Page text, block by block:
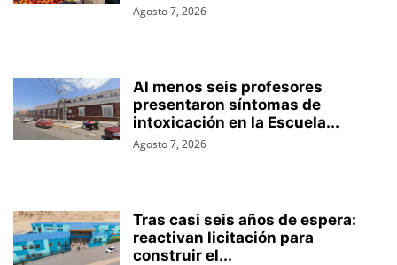
Agosto 7, 2026
Al menos seis profesores
presentaron síntomas de
intoxicación en la Escuela...
Agosto 7, 2026
Tras casi seis años de espera:
reactivan licitación para
construir el...